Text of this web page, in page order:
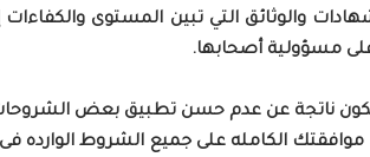
والوثائق التي تبين المستوى
تكون ناتجة عن عدم حسن تطبيق بعض
الكامله على جميع الشروط الوارده